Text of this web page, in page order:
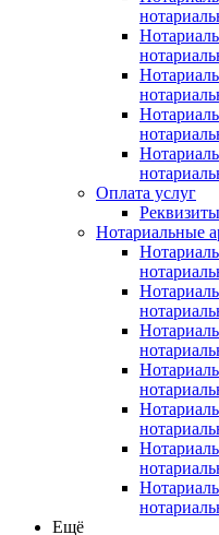
Оплата услуг
Нотариальные
Ещё